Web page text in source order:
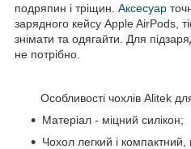
подряпин і тріщин. Аксесуар
зарядного кейсу Apple AirPods,
знімати та одягайти. Для
не потрібно.
Особливості чохлів Alitek
Матеріал - міцний силікон;
Чохол легкий і